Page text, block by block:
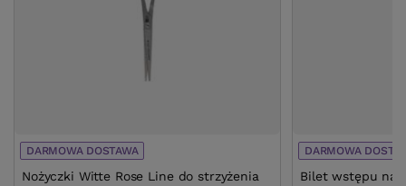
DARMOWA DOSTAWA
Nożyczki Witte Rose Line do strzyżenia
DARMOWA
Bilet wstępu na